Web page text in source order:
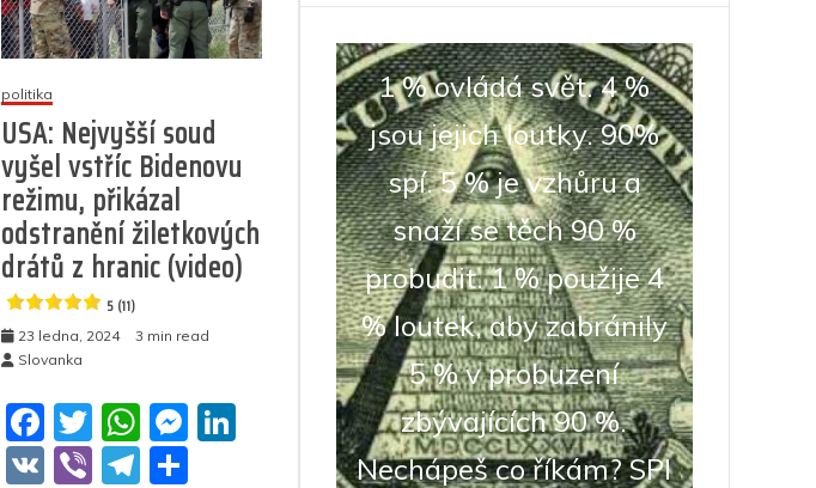
politika
USA: Nejvyšší soud
vyšel vstříc Bidenovu
režimu, přikázal
odstranění žiletkových
drátů z hranic (video)
5 (11)
23 ledna, 2024
3 min read
Slovanka
F
a
T
w
W
h
M
V
Vi T
1 % ovládá svět. 4 %
jsou jejich loutky. 90%
spí. 5 % je vzhůru a
snaží se těch 90 %
probudit. 1 % použije 4
% loutek, aby zabránily
5 % v probuzení
zbývajících 90 %.
Nechápeš co říkám? SPI